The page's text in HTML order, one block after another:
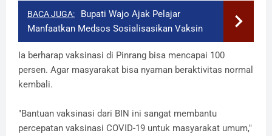
BACA JUGA:
Bupati Wajo Ajak Pelajar
Manfaatkan Medsos Sosialisasikan Vaksin
Ia berharap vaksinasi di Pinrang bisa mencapai 100
persen. Agar masyarakat bisa nyaman beraktivitas normal
kembali.
"Bantuan vaksinasi dari BIN ini sangat membantu
percepatan vaksinasi COVID-19 untuk masyarakat umum,"